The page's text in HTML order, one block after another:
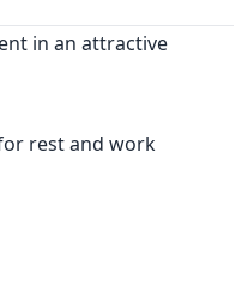
in an attractive
rest and work